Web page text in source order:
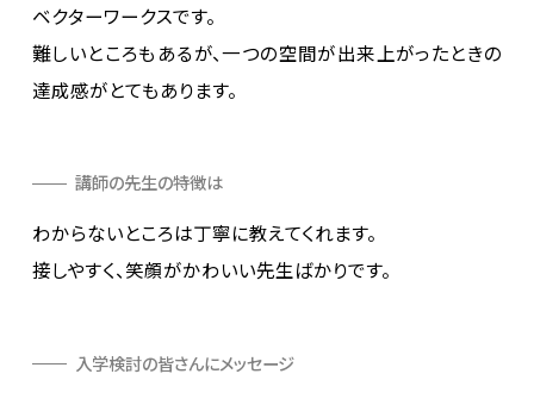
ベクターワークスです。
難しいところもあるが、一つの空間が出来上がったときの
達成感がとてもあります。
講師の先生の特徴は
わからないところは丁寧に教えてくれます。
接しやすく、笑顔がかわいい先生ばかりです。
入学検討の皆さんにメッセージ